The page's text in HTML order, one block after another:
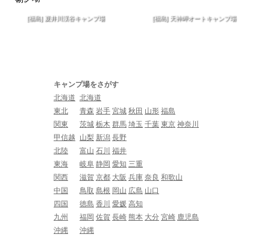
[福島] 夏井川渓谷キャンプ場 [福島] 天神岬オートキャンプ場
キャンプ場をさがす
北海道 北海道
東北
青森 岩手 宮城 秋田 山形 福島
関東
茨城 栃木 群馬 埼玉 千葉 東京 神奈川
甲信越
山梨 新潟 長野
北陸
富山 石川 福井
東海
岐阜 静岡 愛知 三重
関西
滋賀 京都 大阪 兵庫 奈良 和歌山
中国
鳥取 島根 岡山 広島 山口
四国
徳島 香川 愛媛 高知
九州
福岡 佐賀 長崎 熊本 大分 宮崎 鹿児島
沖縄
沖縄